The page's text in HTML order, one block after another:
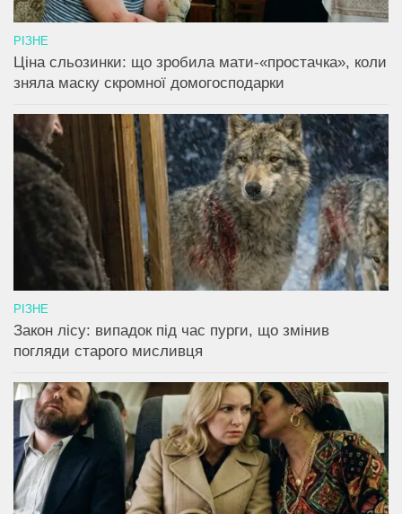
РІЗНЕ
Ціна сльозинки: що зробила мати-«простачка», коли
зняла маску скромної домогосподарки
РІЗНЕ
Закон лісу: випадок під час пурги, що змінив
погляди старого мисливця